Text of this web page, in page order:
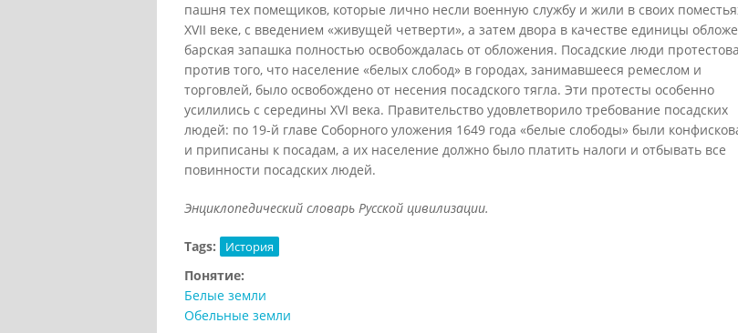
пашня тех помещиков, которые лично несли военную службу и жили в своих
XVII веке, с введением «живущей четверти», а затем двора в качестве единицы
барская запашка полностью освобождалась от обложения. Посадские люди
против того, что население «белых слобод» в городах, занимавшееся ремеслом и
торговлей, было освобождено от несения посадского тягла. Эти протесты особенно
усилились с середины XVI века. Правительство удовлетворило требование посадских
людей: по 19-й главе Соборного уложения 1649 года «белые слободы» были
и приписаны к посадам, а их население должно было платить налоги и отбывать все
повинности посадских людей.
Энциклопедический словарь Русской цивилизации.
Tags: История
Понятие:
Белые земли
Обельные земли